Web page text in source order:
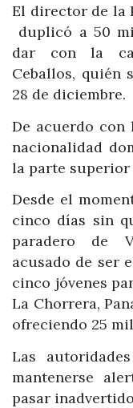
El director de la
duplicó a 50
dar con la
Ceballos, quién
28 de diciembre.
De acuerdo con
nacionalidad
la parte superior
Desde el
cinco días sin
paradero de
acusado de ser
cinco jóvenes
La Chorrera,
ofreciendo 25
Las
mantenerse
pasar